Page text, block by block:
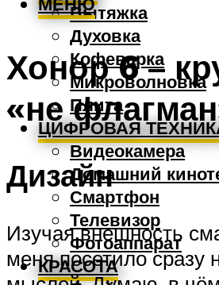
Вытяжка
Духовка
Кофеварка
Микроволновка
Плита
ЦИФРОВАЯ
Видеокамера
Домашний
Смартфон
Телевизор
Фотоаппарат
КРАСОТА
Хонор 6 –
«не
Дизайн
Изучая внешность
меня посетило сразу